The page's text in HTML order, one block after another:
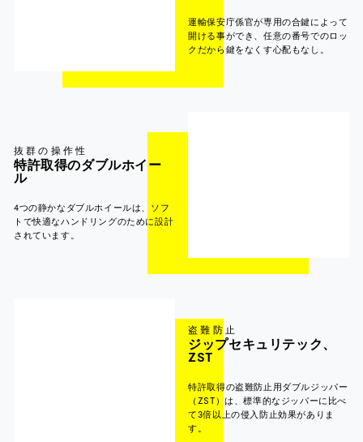
運輸保安庁係官が専用の合鍵によって
開ける事ができ、任意の番号でのロッ
クだから鍵をなくす心配もなし。
抜群の操作性
特許取得のダブルホイー
ル
4つの静かなダブルホイールは、ソフ
トで快適なハンドリングのために設計
されています。
盗難防止
ジップセキュリテック、
ZST
特許取得の盗難防止用ダブルジッパー
（ZST）は、標準的なジッパーに比べ
て3倍以上の侵入防止効果がありま
す。